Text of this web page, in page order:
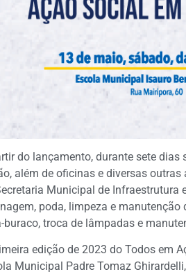
do lançamento, durante sete
além de oficinas e diversas
Municipal de Infraestrutura
poda, limpeza e
buraco, troca de lâmpadas e
edição de 2023 do Todos em
Municipal Padre Tomaz